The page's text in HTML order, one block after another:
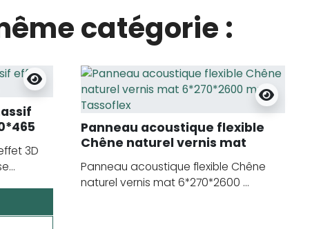
catégorie :
3D
Panneau acoustique flexible
Chêne naturel vernis mat
6*270*2600 mm Tassoflex
Panneau acoustique flexible Chêne
naturel vernis mat 6*270*2600 ...